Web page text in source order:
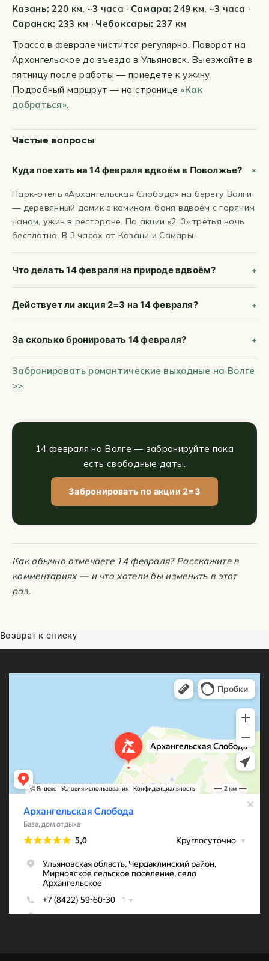
Казань: 220 км, ~3 часа · Самара: 249 км, ~3 часа ·
Саранск: 233 км · Чебоксары: 237 км
Трасса в феврале чистится регулярно. Поворот на
Архангельское до въезда в Ульяновск. Выезжайте в
пятницу после работы — приедете к ужину.
Подробный маршрут — на странице «Как
добраться».
Частые вопросы
Куда поехать на 14 февраля вдвоём в Поволжье?
Парк-отель «Архангельская Слобода» на берегу Волги
— деревянный домик с камином, баня вдвоём с горячим
чаном, ужин в ресторане. По акции «2=3» третья ночь
бесплатно. В 3 часах от Казани и Самары.
Что делать 14 февраля на природе вдвоём?
Действует ли акция 2=3 на 14 февраля?
За сколько бронировать 14 февраля?
Забронировать романтические выходные на Волге
>>
14 февраля на Волге — забронируйте пока
есть свободные даты.
Забронировать по акции 2=3
Как обычно отмечаете 14 февраля? Расскажите в
комментариях — и что хотели бы изменить в этот
раз.
Возврат к списку